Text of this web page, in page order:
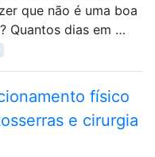
que não é uma boa
Quantos dias em …
físico
e cirurgia